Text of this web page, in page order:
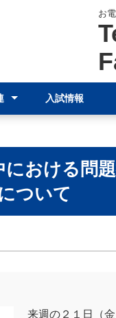
お
入試情報
における問
ついて
来週の２１日（